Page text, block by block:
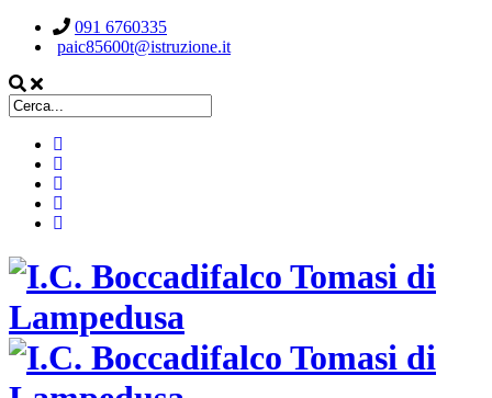
091 6760335
paic85600t@istruzione.it